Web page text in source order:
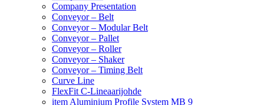
Company Presentation
Conveyor – Belt
Conveyor – Modular Belt
Conveyor – Pallet
Conveyor – Roller
Conveyor – Shaker
Conveyor – Timing Belt
Curve Line
FlexFit C-Lineaarijohde
item Aluminium Profile System MB 9